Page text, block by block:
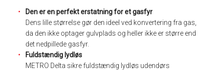
Den er en perfekt erstatning for et gasfyr
Dens lille størrelse gør den ideel ved konvertering fra gas,
da den ikke optager gulvplads og heller ikke er større end
det nedpillede gasfyr.
Fuldstændig lydløs
METRO Delta sikre fuldstændig lydløs udendørs